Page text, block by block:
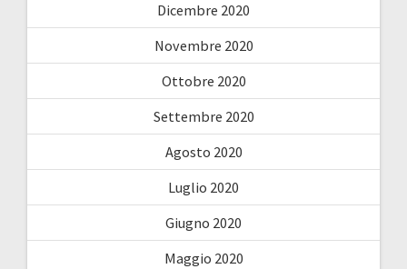
Dicembre 2020
Novembre 2020
Ottobre 2020
Settembre 2020
Agosto 2020
Luglio 2020
Giugno 2020
Maggio 2020